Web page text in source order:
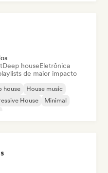
Deep houseEletrônica
de maior impacto
house
House music
House
Minimal